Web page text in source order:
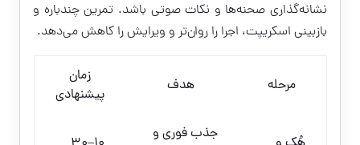
نشانه‌گذاری صحنه‌ها و نکات صوتی باشد. تمرین چندباره و
بازبینی اسکریپت، اجرا را روان‌تر و ویرایش را کاهش می‌دهد.
مرحله هدف
زمان
پیشنهادی
جذب فوری و